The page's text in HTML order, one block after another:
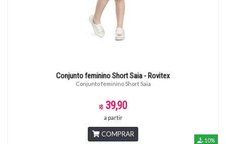
Conjunto feminino Short Saia - Rovitex
Conjunto feminino Short Saia
39,90
a partir
COMPRAR
10%